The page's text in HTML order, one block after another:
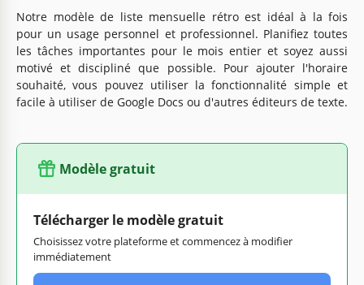
Notre modèle de liste mensuelle rétro est idéal à la fois
pour un usage personnel et professionnel. Planifiez toutes
les tâches importantes pour le mois entier et soyez aussi
motivé et discipliné que possible. Pour ajouter l'horaire
souhaité, vous pouvez utiliser la fonctionnalité simple et
facile à utiliser de Google Docs ou d'autres éditeurs de texte.
Modèle gratuit
Télécharger le modèle gratuit
Choisissez votre plateforme et commencez à modifier
immédiatement